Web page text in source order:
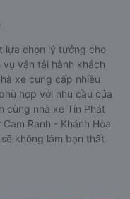
lựa chọn lý tưởng cho
vận tải hành khách
xe cung cấp nhiều
hợp với nhu cầu của
cùng nhà xe Tín Phát
Ranh - Khánh Hòa
không làm bạn thất